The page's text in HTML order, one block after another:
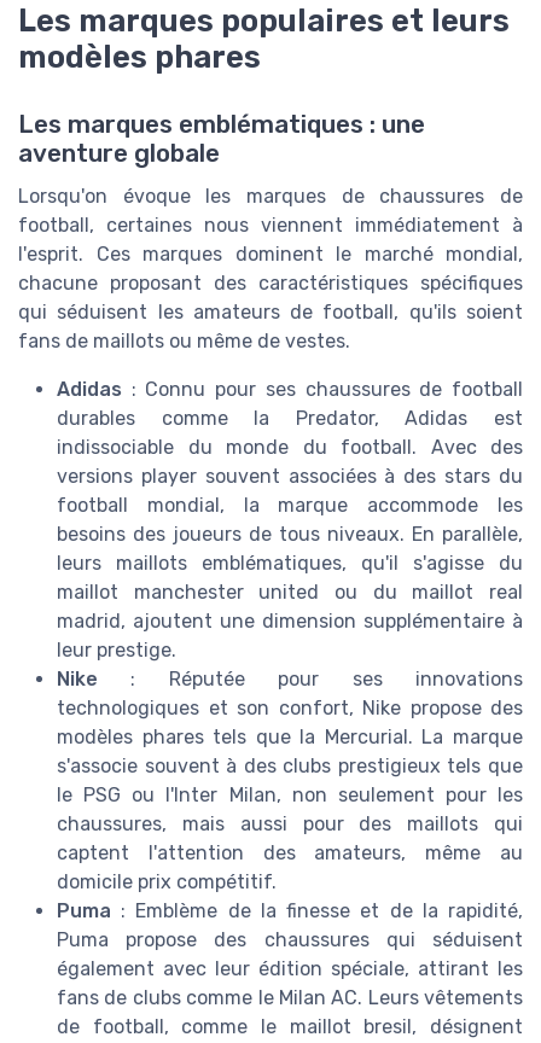
Les marques populaires et leurs
modèles phares
Les marques emblématiques : une
aventure globale
Lorsqu'on évoque les marques de chaussures de
football, certaines nous viennent immédiatement à
l'esprit. Ces marques dominent le marché mondial,
chacune proposant des caractéristiques spécifiques
qui séduisent les amateurs de football, qu'ils soient
fans de maillots ou même de vestes.
Adidas : Connu pour ses chaussures de football
durables comme la Predator, Adidas est
indissociable du monde du football. Avec des
versions player souvent associées à des stars du
football mondial, la marque accommode les
besoins des joueurs de tous niveaux. En parallèle,
leurs maillots emblématiques, qu'il s'agisse du
maillot manchester united ou du maillot real
madrid, ajoutent une dimension supplémentaire à
leur prestige.
Nike : Réputée pour ses innovations
technologiques et son confort, Nike propose des
modèles phares tels que la Mercurial. La marque
s'associe souvent à des clubs prestigieux tels que
le PSG ou l'Inter Milan, non seulement pour les
chaussures, mais aussi pour des maillots qui
captent l'attention des amateurs, même au
domicile prix compétitif.
Puma : Emblème de la finesse et de la rapidité,
Puma propose des chaussures qui séduisent
également avec leur édition spéciale, attirant les
fans de clubs comme le Milan AC. Leurs vêtements
de football, comme le maillot bresil, désignent